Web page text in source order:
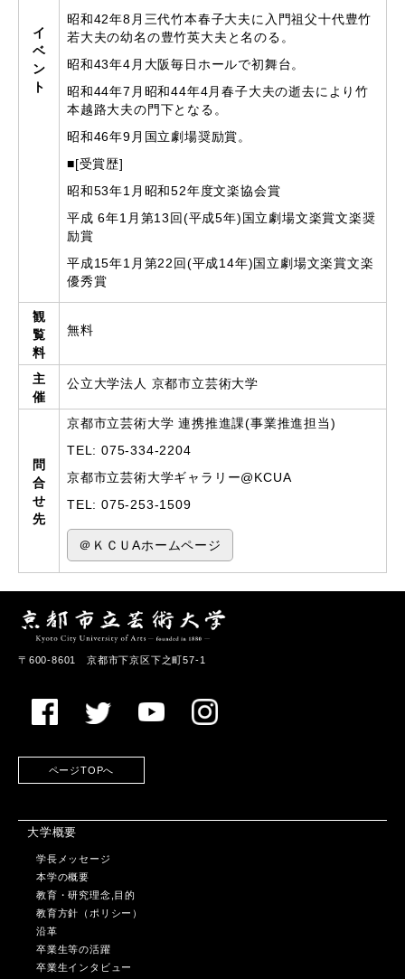
イ
ベ
ン
ト
昭和42年8月三代竹本春子大夫に入門祖父十代豊竹
若大夫の幼名の豊竹英大夫と名のる。
昭和43年4月大阪毎日ホールで初舞台。
昭和44年7月昭和44年4月春子大夫の逝去により竹
本越路大夫の門下となる。
昭和46年9月国立劇場奨励賞。
■[受賞歴]
昭和53年1月昭和52年度文楽協会賞
平成 6年1月第13回(平成5年)国立劇場文楽賞文楽奨
励賞
平成15年1月第22回(平成14年)国立劇場文楽賞文楽
優秀賞
観
覧
料
無料
主
催
公立大学法人 京都市立芸術大学
問
合
せ
先
京都市立芸術大学 連携推進課(事業推進担当)
TEL: 075-334-2204
京都市立芸術大学ギャラリー@KCUA
TEL: 075-253-1509
＠ＫＣＵAホームページ
〒600-8601 京都市下京区下之町57-1
ページTOPへ
大学概要
学長メッセージ
本学の概要
教育・研究理念,目的
教育方針（ポリシー）
沿革
卒業生等の活躍
卒業生インタビュー